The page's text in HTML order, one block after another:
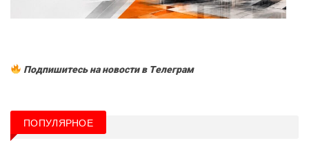
Подпишитесь на новости в Tелеграм
ПОПУЛЯРНОЕ